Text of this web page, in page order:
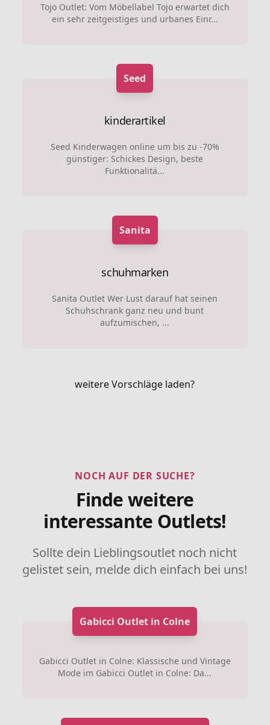
Tojo Outlet: Vom Möbellabel Tojo erwartet dich
ein sehr zeitgeistiges und urbanes Einr...
Seed
kinderartikel
Seed Kinderwagen online um bis zu -70%
günstiger: Schickes Design, beste
Funktionalitä...
Sanita
schuhmarken
Sanita Outlet Wer Lust darauf hat seinen
Schuhschrank ganz neu und bunt
aufzumischen, ...
weitere Vorschläge laden?
NOCH AUF DER SUCHE?
Finde weitere
interessante Outlets!
Sollte dein Lieblingsoutlet noch nicht
gelistet sein, melde dich einfach bei uns!
Gabicci Outlet in Colne
Gabicci Outlet in Colne: Klassische und Vintage
Mode im Gabicci Outlet in Colne: Da...